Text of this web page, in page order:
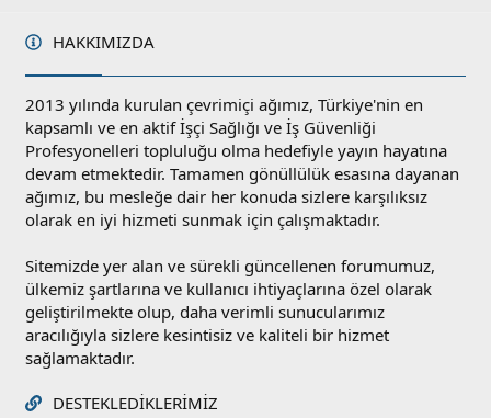
HAKKIMIZDA
2013 yılında kurulan çevrimiçi ağımız, Türkiye'nin en
kapsamlı ve en aktif İşçi Sağlığı ve İş Güvenliği
Profesyonelleri topluluğu olma hedefiyle yayın hayatına
devam etmektedir. Tamamen gönüllülük esasına dayanan
ağımız, bu mesleğe dair her konuda sizlere karşılıksız
olarak en iyi hizmeti sunmak için çalışmaktadır.
Sitemizde yer alan ve sürekli güncellenen forumumuz,
ülkemiz şartlarına ve kullanıcı ihtiyaçlarına özel olarak
geliştirilmekte olup, daha verimli sunucularımız
aracılığıyla sizlere kesintisiz ve kaliteli bir hizmet
sağlamaktadır.
DESTEKLEDIKLERIMIZ